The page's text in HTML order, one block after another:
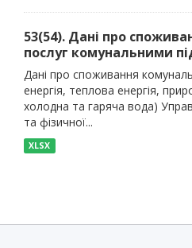
53(54). Дані про
послуг комунальними
Дані про споживання
енергія, теплова енергія,
холодна та гаряча вода)
та фізичної...
XLSX